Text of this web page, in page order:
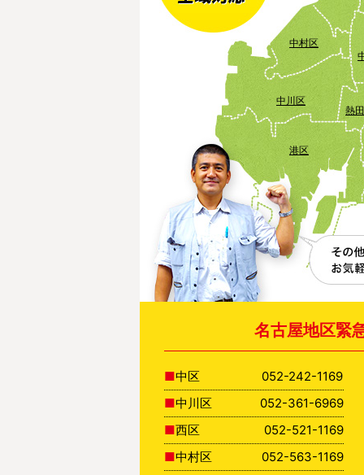
中川区
中村区
港区
熱
名古屋地区緊
中区
052-242-1169
中川区
052-361-6969
西区
052-521-1169
中村区
052-563-1169